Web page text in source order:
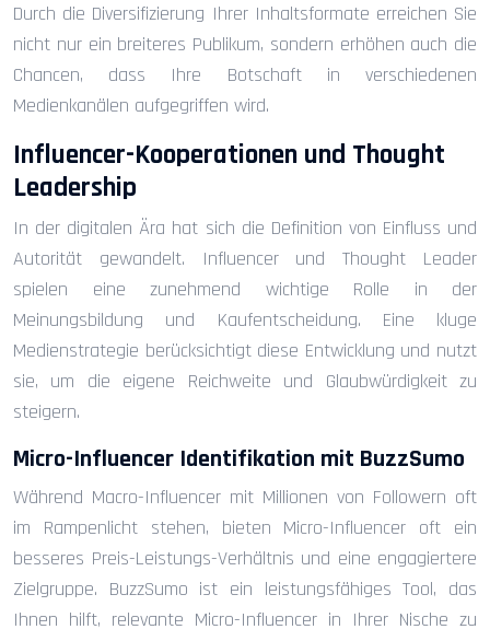
Durch die Diversifizierung Ihrer Inhaltsformate erreichen Sie
nicht nur ein breiteres Publikum, sondern erhöhen auch die
Chancen, dass Ihre Botschaft in verschiedenen
Medienkanälen aufgegriffen wird.
Influencer-Kooperationen und Thought
Leadership
In der digitalen Ära hat sich die Definition von Einfluss und
Autorität gewandelt. Influencer und Thought Leader
spielen eine zunehmend wichtige Rolle in der
Meinungsbildung und Kaufentscheidung. Eine kluge
Medienstrategie berücksichtigt diese Entwicklung und nutzt
sie, um die eigene Reichweite und Glaubwürdigkeit zu
steigern.
Micro-Influencer Identifikation mit BuzzSumo
Während Macro-Influencer mit Millionen von Followern oft
im Rampenlicht stehen, bieten Micro-Influencer oft ein
besseres Preis-Leistungs-Verhältnis und eine engagiertere
Zielgruppe. BuzzSumo ist ein leistungsfähiges Tool, das
Ihnen hilft, relevante Micro-Influencer in Ihrer Nische zu